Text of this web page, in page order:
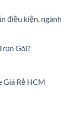
điều kiện, ngành
Gói?
Giá Rẻ HCM